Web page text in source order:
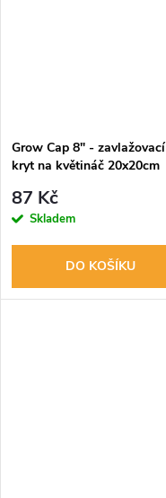
Grow Cap 8" - zavlažovací
kryt na květináč 20x20cm
87 Kč
Skladem
DO KOŠÍKU